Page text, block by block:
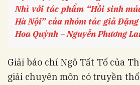
Nhì với tác phẩm “Hồi sinh
Hà Nội” của nhóm tác giả
Hoa Quỳnh – Nguyễn Phương
Giải báo chí Ngô Tất Tố của
giải chuyên môn có truyền